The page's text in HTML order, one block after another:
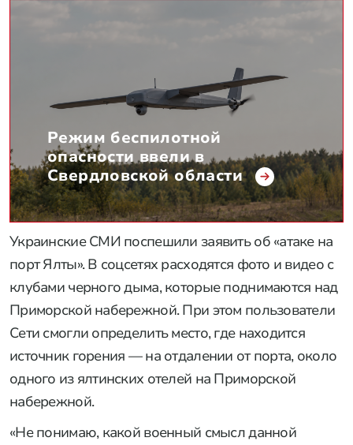
Режим беспилотной
опасности ввели в
Свердловской области
Украинские СМИ поспешили заявить об «атаке на
порт Ялты». В соцсетях расходятся фото и видео с
клубами черного дыма, которые поднимаются над
Приморской набережной. При этом пользователи
Сети смогли определить место, где находится
источник горения — на отдалении от порта, около
одного из ялтинских отелей на Приморской
набережной.
«Не понимаю, какой военный смысл данной